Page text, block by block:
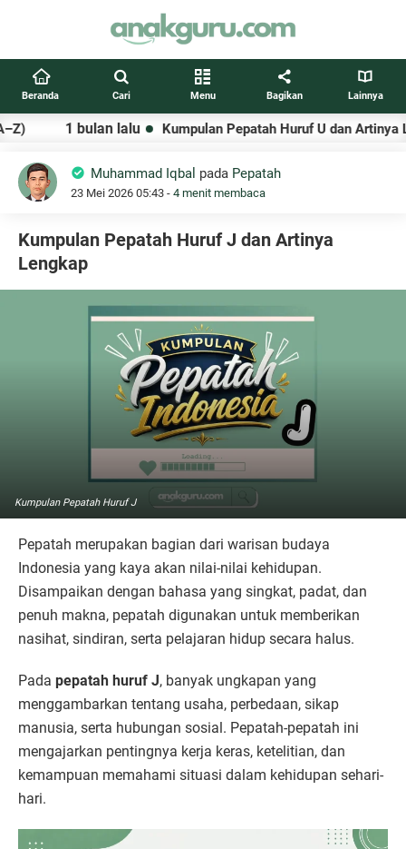
Beranda Cari Menu Bagikan Lainnya
1 bulan lalu Kumpulan Pepatah Huruf U dan Artinya
Muhammad Iqbal pada Pepatah
23 Mei 2026 05:43 - 4 menit membaca
Kumpulan Pepatah Huruf J dan Artinya
Lengkap
Kumpulan Pepatah Huruf J
Pepatah merupakan bagian dari warisan budaya
Indonesia yang kaya akan nilai-nilai kehidupan.
Disampaikan dengan bahasa yang singkat, padat, dan
penuh makna, pepatah digunakan untuk memberikan
nasihat, sindiran, serta pelajaran hidup secara halus.
Pada pepatah huruf J, banyak ungkapan yang
menggambarkan tentang usaha, perbedaan, sikap
manusia, serta hubungan sosial. Pepatah-pepatah ini
mengajarkan pentingnya kerja keras, ketelitian, dan
kemampuan memahami situasi dalam kehidupan sehari-
hari.